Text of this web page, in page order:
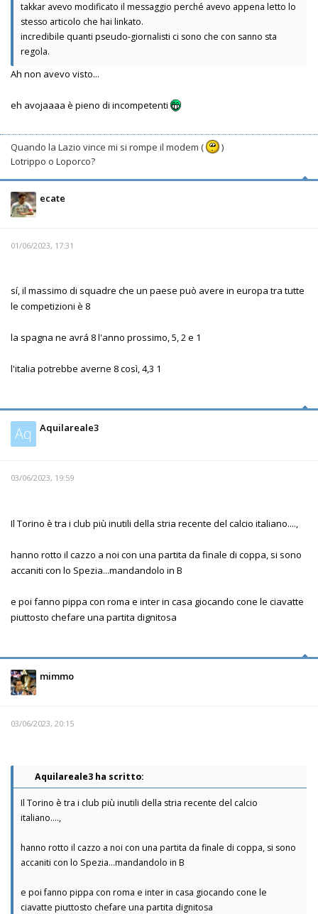
takkar avevo modificato il messaggio perché avevo appena letto lo
stesso articolo che hai linkato.
incredibile quanti pseudo-giornalisti ci sono che con sanno sta
regola.
Ah non avevo visto...
eh avojaaaa è pieno di incompetenti
Quando la Lazio vince mi si rompe il modem (
)
Lotrippo o Loporco?
ecate
01/06/2023, 17:31
sí, il massimo di squadre che un paese può avere in europa tra tutte
le competizioni è 8
la spagna ne avrá 8 l'anno prossimo, 5, 2 e 1
l'italia potrebbe averne 8 così, 4,3 1
Aq Aquilareale3
03/06/2023, 19:59
Il Torino è tra i club più inutili della stria recente del calcio italiano....,
hanno rotto il cazzo a noi con una partita da finale di coppa, si sono
accaniti con lo Spezia...mandandolo in B
e poi fanno pippa con roma e inter in casa giocando cone le ciavatte
piuttosto chefare una partita dignitosa
mimmo
03/06/2023, 20:15
Aquilareale3 ha scritto:
Il Torino è tra i club più inutili della stria recente del calcio
italiano....,
hanno rotto il cazzo a noi con una partita da finale di coppa, si sono
accaniti con lo Spezia...mandandolo in B
e poi fanno pippa con roma e inter in casa giocando cone le
ciavatte piuttosto chefare una partita dignitosa